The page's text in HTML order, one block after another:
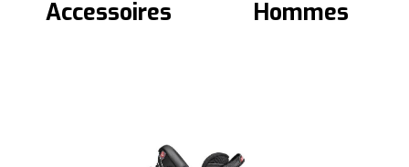
Accessoires Hommes